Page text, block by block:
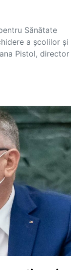
Sănătate
a școlilor și
Pistol, director